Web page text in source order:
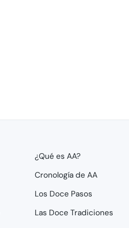
¿Qué es AA?
Cronología de AA
Los Doce Pasos
Las Doce Tradiciones